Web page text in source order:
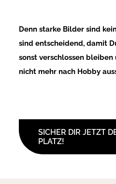
Denn starke Bilder sind
sind entscheidend, damit
sonst verschlossen bleiben
nicht mehr nach Hobby
SICHER DIR JETZT
PLATZ!